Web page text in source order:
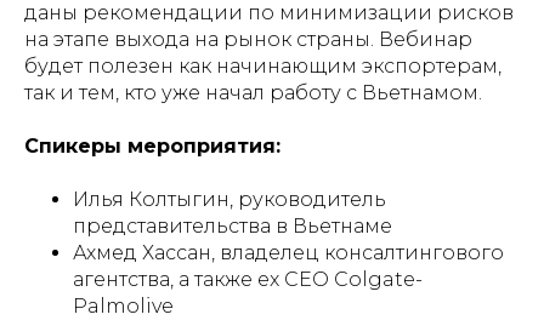
даны рекомендации по минимизации рисков
на этапе выхода на рынок страны. Вебинар
будет полезен как начинающим экспортерам,
так и тем, кто уже начал работу с Вьетнамом.
Спикеры мероприятия:
Илья Колтыгин, руководитель
представительства в Вьетнаме
Ахмед Хассан, владелец консалтингового
агентства, а также ex CEO Colgate-
Palmolive